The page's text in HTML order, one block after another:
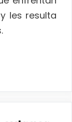
les resulta